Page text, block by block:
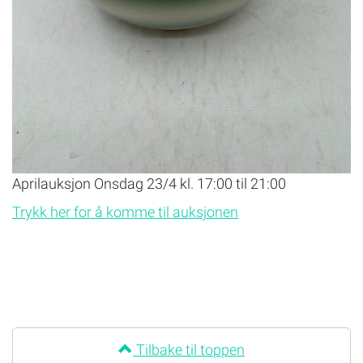
Aprilauksjon Onsdag 23/4 kl. 17:00 til 21:00
Trykk her for å komme til auksjonen
Tilbake til toppen